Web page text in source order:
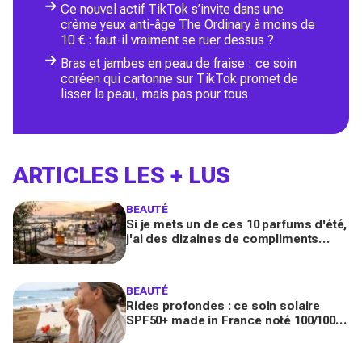
Ce nouvel actif TikTok s’invite dans une
crème yeux anti-âge The Ordinary à moins de
10 € : faut-il vraiment se ruer dessus ?
Bras et jambes en peau de fraise : ce soin
coréen qui cartonne sur TikTok promet de
lisser la peau, mais pas pour tous
ARTICLES LES + LUS
BEAUTÉ
Si je mets un de ces 10 parfums d'été,
j'ai des dizaines de compliments
BEAUTÉ
Rides profondes : ce soin solaire
SPF50+ made in France noté 100/100